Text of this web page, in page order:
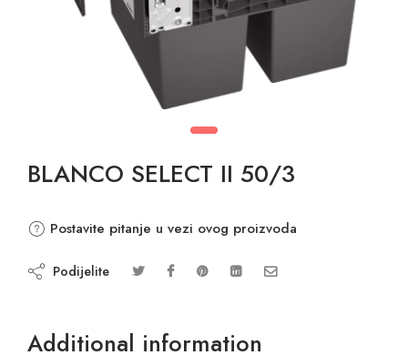
BLANCO SELECT II 50/3
Postavite pitanje u vezi ovog proizvoda
Podijelite
Additional information